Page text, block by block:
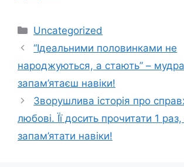
Категорії
Uncategorized
“Ідеальними половинками не
народжуються, а стають” –
запам’ятаєш навіки!
Зворушлива історія про
любові. Її досить прочитати 1
запам’ятати навіки!